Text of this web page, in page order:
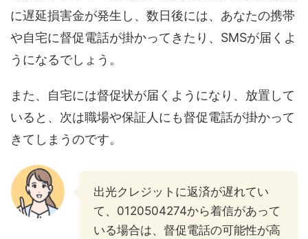
に遅延損害金が発生し、数日後には、あなたの携帯
や自宅に督促電話が掛かってきたり、SMSが届くよ
うになるでしょう。
また、自宅には督促状が届くようになり、放置して
いると、次は職場や保証人にも督促電話が掛かって
きてしまうのです。
出光クレジットに返済が遅れてい
て、0120504274から着信があって
いる場合は、督促電話の可能性が高